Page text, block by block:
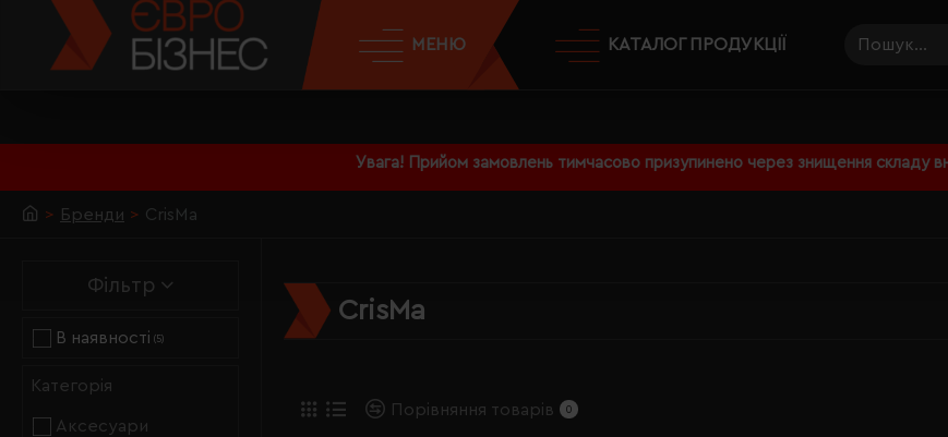
Увага! Прийом замовлень тимчасово призупинено через знищення складу
МЕНЮ КАТАЛОГ ПРОДУКЦІЇ
Бренди CrisMa
Фільтр
В наявності (5)
Категорія
Аксесуари
CrisMa
Порівняння товарів 0